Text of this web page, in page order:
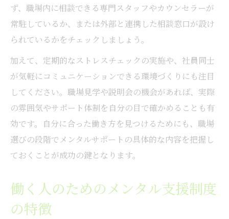
ず、職場内に相談できる専門スタッフやカウンセラーが
常駐しているか、または外部と連携した相談窓口が設け
られているかをチェックしましょう。
加えて、定期的なストレスチェックの実施や、社員同士
が気軽にコミュニケーションできる環境づくりにも注目
してください。職場見学や説明会の機会があれば、実際
の雰囲気やサポート体制を自分の目で確かめることも有
効です。自分に合った働き方を見つけるためにも、職場
選びの段階でメンタルサポートの具体的な内容を把握し
ておくことが成功の鍵となります。
働く人のためのメンタル支援制度
の特徴